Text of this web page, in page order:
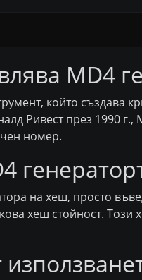
MD4
който създава
Ривест през 1990
номер.
на хеш, просто
хеш стойност. Този